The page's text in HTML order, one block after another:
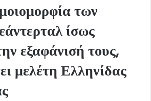
των
ίσως
εξαφάνισή τους,
μελέτη Ελληνίδας